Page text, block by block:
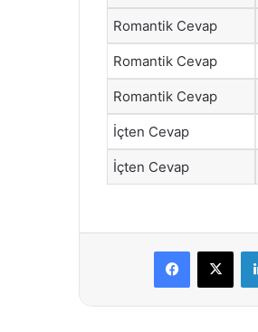
Romantik Cevap
Romantik Cevap
Romantik Cevap
İçten Cevap
İçten Cevap
Facebook
X